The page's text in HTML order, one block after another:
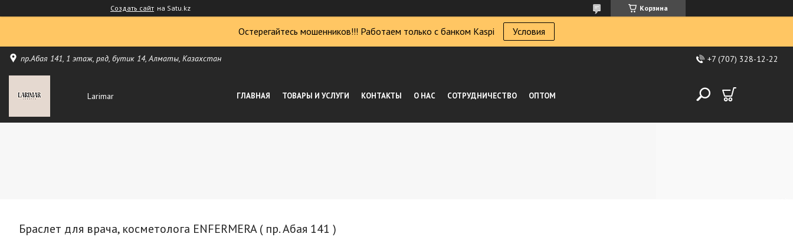
Создать сайт на Satu.kz Корзина
Остерегайтесь мошенников!!! Работаем только с банком Kaspi Условия
пр.Абая 141, 1 этаж, ряд, бутик 14, Алматы, Казахстан +7 (707) 328-12-22
Larimar ГЛАВНАЯ ТОВАРЫ И УСЛУГИ КОНТАКТЫ О НАС СОТРУДНИЧЕСТВО ОПТОМ
Браслет для врача, косметолога ENFERMERA ( пр. Абая 141 )